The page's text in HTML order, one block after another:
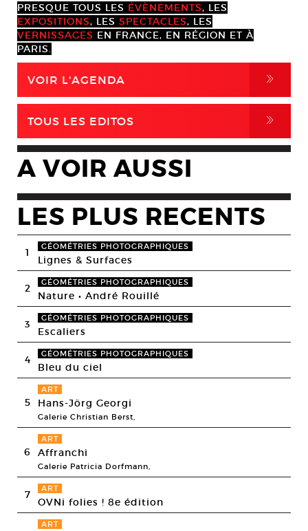
PRESQUE TOUS LES ÉVÈNEMENTS, LES
EXPOSITIONS, LES SPECTACLES, LES
VERNISSAGES EN FRANCE, EN RÉGION ET À
PARIS.
VOIR L'AGENDA ,
TOUS LES EDITOS ,
A VOIR AUSSI
LES PLUS RECENTS
1 GÉOMÉTRIES PHOTOGRAPHIQUES
Lignes & Surfaces
2 GÉOMÉTRIES PHOTOGRAPHIQUES
Nature • André Rouillé
3 GÉOMÉTRIES PHOTOGRAPHIQUES
Escaliers
4 GÉOMÉTRIES PHOTOGRAPHIQUES
Bleu du ciel
5
ART
Hans-Jörg Georgi
Galerie Christian Berst,
6
ART
Affranchi
Galerie Patricia Dorfmann,
7 ART
OVNi folies ! 8e édition
ART